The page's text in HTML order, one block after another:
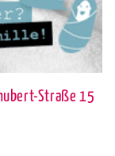
Straße 15